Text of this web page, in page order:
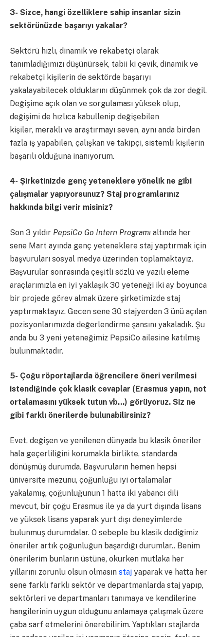
3- Sizce, hangi özelliklere sahip insanlar sizin
sektörünüzde başarıyı yakalar?
Sektörü hızlı, dinamik ve rekabetçi olarak
tanımladığımızı düşünürsek, tabii ki çevik, dinamik ve
rekabetçi kişilerin de sektörde başarıyı
yakalayabilecek olduklarını düşünmek çok da zor değil.
Değişime açık olan ve sorgulaması yüksek olup,
değişimi de hızlıca kabullenip değişebilen
kişiler, meraklı ve araştırmayı seven, aynı anda birden
fazla iş yapabilen, çalışkan ve takipçi, sistemli kişilerin
başarılı olduğuna inanıyorum.
4- Şirketinizde genç yeteneklere yönelik ne gibi
çalışmalar yapıyorsunuz? Staj programlarınız
hakkında bilgi verir misiniz?
Son 3 yıldır PepsiCo Go Intern Programı altında her
sene Mart ayında genç yeteneklere staj yaptırmak için
başvuruları sosyal medya üzerinden toplamaktayız.
Başvurular sonrasında çeşitli sözlü ve yazılı eleme
araçlarımızla en iyi yaklaşık 30 yeteneği iki ay boyunca
bir projede görev almak üzere şirketimizde staj
yaptırmaktayız. Gecen sene 30 stajyerden 3 ünü açılan
pozisyonlarımızda değerlendirme şansını yakaladık. Şu
anda bu 3 yeni yeteneğimiz PepsiCo ailesine katılmış
bulunmaktadır.
5- Çoğu röportajlarda öğrencilere öneri verilmesi
istendiğinde çok klasik cevaplar (Erasmus yapın, not
ortalamasını yüksek tutun vb…) görüyoruz. Siz ne
gibi farklı önerilerde bulunabilirsiniz?
Evet, değişen ve yenilenen dünyada bu klasik öneriler
hala geçerliliğini korumakla birlikte, standarda
dönüşmüş durumda. Başvuruların hemen hepsi
üniversite mezunu, çoğunluğu iyi ortalamalar
yakalamış, çoğunluğunun 1 hatta iki yabancı dili
mevcut, bir çoğu Erasmus ile ya da yurt dışında lisans
ve yüksek lisans yaparak yurt dışı deneyimlerde
bulunmuş durumdalar. O sebeple bu klasik dediğimiz
öneriler artık çoğunluğun başardığı durumlar.. Benim
önerilerim bunların üstüne, okurken mutlaka her
yıllarını zorunlu olsun olmasın staj yaparak ve hatta her
sene farklı farklı sektör ve departmanlarda staj yapıp,
sektörleri ve departmanları tanımaya ve kendilerine
hangilerinin uygun olduğunu anlamaya çalışmak üzere
çaba sarf etmelerini önerebilirim. Yaptıkları stajlarda